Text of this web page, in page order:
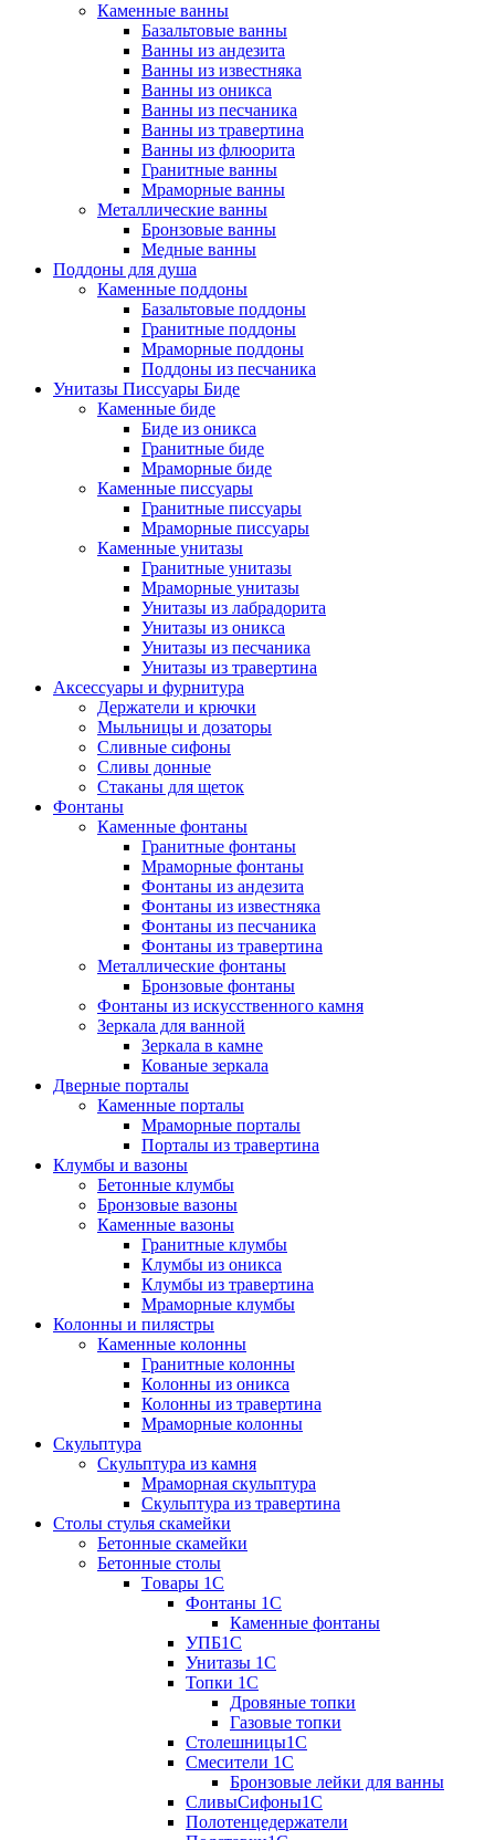
Каменные ванны
Базальтовые ванны
Ванны из андезита
Ванны из известняка
Ванны из оникса
Ванны из песчаника
Ванны из травертина
Ванны из флюорита
Гранитные ванны
Мраморные ванны
Металлические ванны
Бронзовые ванны
Медные ванны
Поддоны для душа
Каменные поддоны
Базальтовые поддоны
Гранитные поддоны
Мраморные поддоны
Поддоны из песчаника
Унитазы Писсуары Биде
Каменные биде
Биде из оникса
Гранитные биде
Мраморные биде
Каменные писсуары
Гранитные писсуары
Мраморные писсуары
Каменные унитазы
Гранитные унитазы
Мраморные унитазы
Унитазы из лабрадорита
Унитазы из оникса
Унитазы из песчаника
Унитазы из травертина
Аксессуары и фурнитура
Держатели и крючки
Мыльницы и дозаторы
Сливные сифоны
Сливы донные
Стаканы для щеток
Фонтаны
Каменные фонтаны
Гранитные фонтаны
Мраморные фонтаны
Фонтаны из андезита
Фонтаны из известняка
Фонтаны из песчаника
Фонтаны из травертина
Металлические фонтаны
Бронзовые фонтаны
Фонтаны из искусственного камня
Зеркала для ванной
Зеркала в камне
Кованые зеркала
Дверные порталы
Каменные порталы
Мраморные порталы
Порталы из травертина
Клумбы и вазоны
Бетонные клумбы
Бронзовые вазоны
Каменные вазоны
Гранитные клумбы
Клумбы из оникса
Клумбы из травертина
Мраморные клумбы
Колонны и пилястры
Каменные колонны
Гранитные колонны
Колонны из оникса
Колонны из травертина
Мраморные колонны
Скульптура
Скульптура из камня
Мраморная скульптура
Скульптура из травертина
Столы стулья скамейки
Бетонные скамейки
Бетонные столы
Tовары 1C
Фонтаны 1C
Каменные фонтаны
УПБ1С
Унитазы 1С
Топки 1С
Дровяные топки
Газовые топки
Столешницы1С
Смесители 1С
Бронзовые лейки для ванны
СливыСифоны1С
Полотенцедержатели